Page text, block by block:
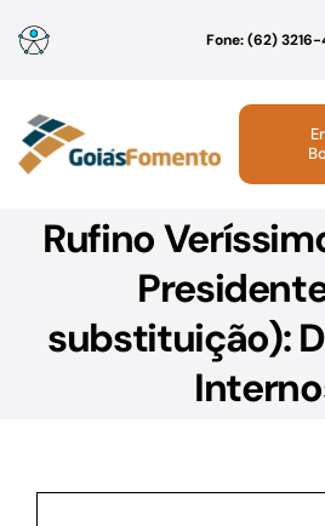
para
conteúdo
Fone: (62)
Institucional
Rufino
substituição):